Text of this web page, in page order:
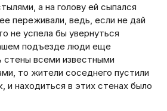
а на голову ей сыпался
переживали, ведь, если не дай
не успела бы увернуться
подъезде люди еще
стены всеми известными
то жители соседнего пустили
и находиться в этих стенах было